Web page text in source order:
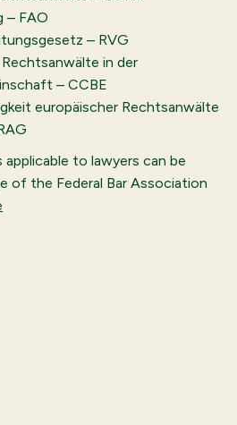
– FAO
– RVG
in der
– CCBE
europäischer Rechtsanwälte
to lawyers can be
of the Federal Bar Association